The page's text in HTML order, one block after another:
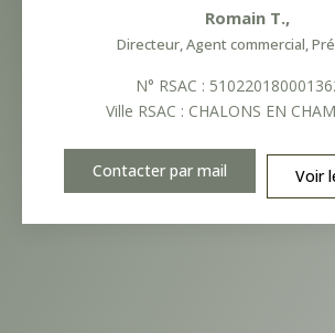
Romain T.,
Directeur, Agent commercial,
N° RSAC :
Ville RSAC : CHALONS EN
Contacter par mail Voir